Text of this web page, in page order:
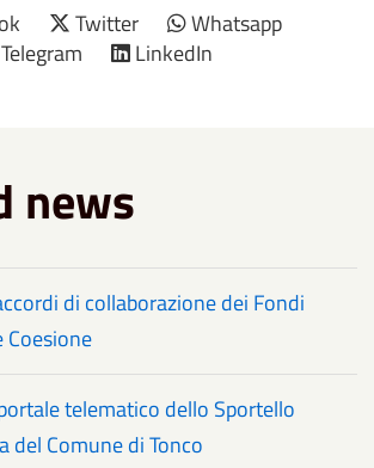
Twitter
Whatsapp
Telegram
LinkedIn
news
di collaborazione dei Fondi
Coesione
telematico dello Sportello
del Comune di Tonco